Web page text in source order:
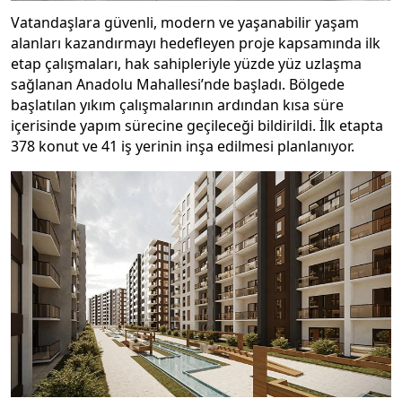
Vatandaşlara güvenli, modern ve yaşanabilir yaşam
alanları kazandırmayı hedefleyen proje kapsamında ilk
etap çalışmaları, hak sahipleriyle yüzde yüz uzlaşma
sağlanan Anadolu Mahallesi’nde başladı. Bölgede
başlatılan yıkım çalışmalarının ardından kısa süre
içerisinde yapım sürecine geçileceği bildirildi. İlk etapta
378 konut ve 41 iş yerinin inşa edilmesi planlanıyor.